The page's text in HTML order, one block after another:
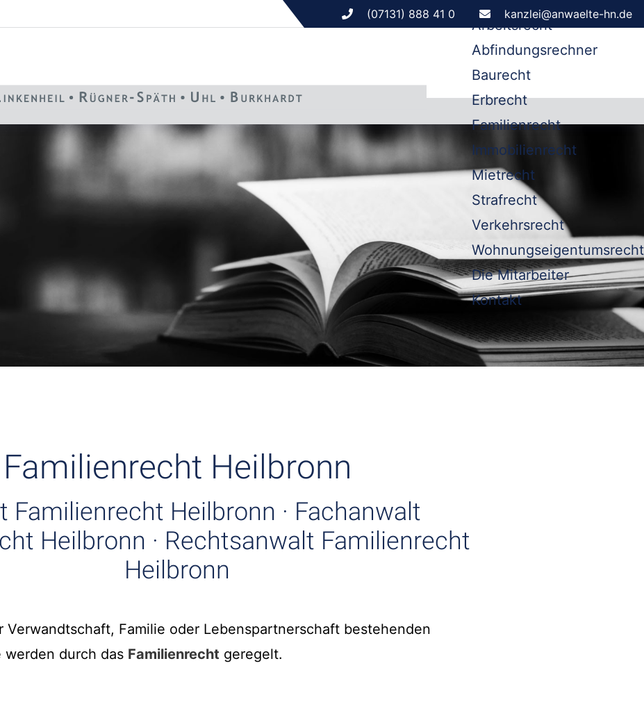
(07131) 888 41 0 kanzlei@anwaelte-hn.de
Arbeitsrecht
Abfindungsrechner
Baurecht
Erbrecht
Familienrecht
Immobilienrecht
Mietrecht
Strafrecht
Verkehrsrecht
Wohnungseigentumsrecht
Die Mitarbeiter
Kontakt
Familienrecht Heilbronn
Familienrecht Heilbronn · Fachanwalt
Heilbronn · Rechtsanwalt Familienrecht
Heilbronn
Verwandtschaft, Familie oder Lebenspartnerschaft bestehenden
werden durch das Familienrecht geregelt.